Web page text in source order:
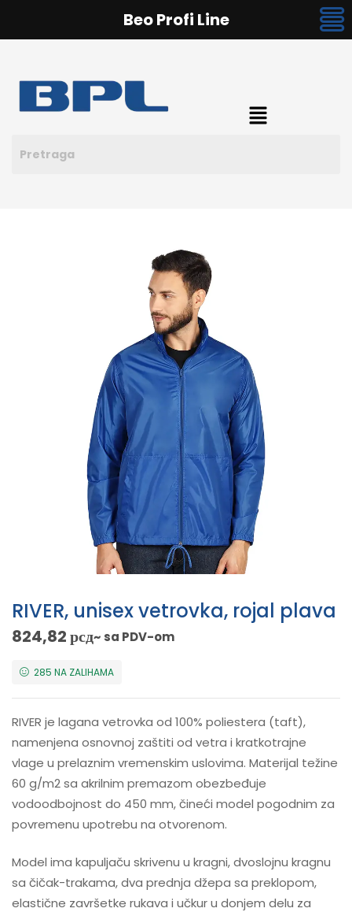
RIVER, unisex vetrovka, rojal plava
824,82рсд~ sa PDV-om
285 NA ZALIHAMA
RIVER je lagana vetrovka od 100% poliestera (taft),
namenjena osnovnoj zaštiti od vetra i kratkotrajne
vlage u prelaznim vremenskim uslovima. Materijal težine
60 g/m2 sa akrilnim premazom obezbeđuje
vodoodbojnost do 450 mm, čineći model pogodnim za
povremenu upotrebu na otvorenom.
Model ima kapuljaču skrivenu u kragni, dvoslojnu kragnu
sa čičak-trakama, dva prednja džepa sa preklopom,
elastične završetke rukava i učkur u donjem delu za
Beo Profi Line